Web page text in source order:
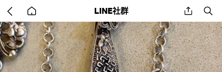
back
to
home
LINE社群 share